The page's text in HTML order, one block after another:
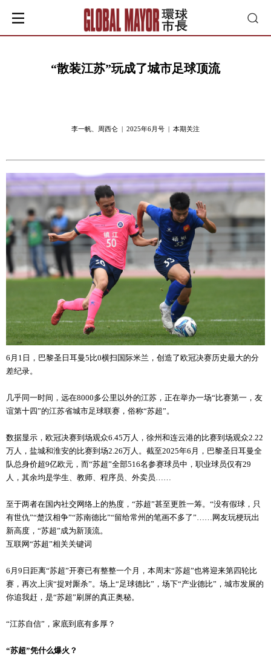
“散装江苏”玩成了城市足球顶流
李一帆、周西仑 | 2025年6月号 | 本期关注
6月1日，巴黎圣日耳曼5比0横扫国际米兰，创造了欧冠决赛历史最大的分
差纪录。
几乎同一时间，远在8000多公里以外的江苏，正在举办一场“比赛第一，友
谊第十四”的江苏省城市足球联赛，俗称“苏超”。
数据显示，欧冠决赛到场观众6.45万人，徐州和连云港的比赛到场观众2.22
万人，盐城和淮安的比赛到场2.26万人。截至2025年6月，巴黎圣日耳曼全
队总身价超9亿欧元，而“苏超”全部516名参赛球员中，职业球员仅有29
人，其余均是学生、教师、程序员、外卖员……
至于两者在国内社交网络上的热度，“苏超”甚至更胜一筹。“没有假球，只
有世仇”“楚汉相争”“苏南德比”“留给常州的笔画不多了”……网友玩梗玩出
新高度，“苏超”成为新顶流。
互联网“苏超”相关关键词
6月9日距离“苏超”开赛已有整整一个月，本周末“苏超”也将迎来第四轮比
赛，再次上演“捉对厮杀”。场上“足球德比”，场下“产业德比”，城市发展的
你追我赶，是“苏超”刷屏的真正奥秘。
“江苏自信”，家底到底有多厚？
“苏超”凭什么爆火？